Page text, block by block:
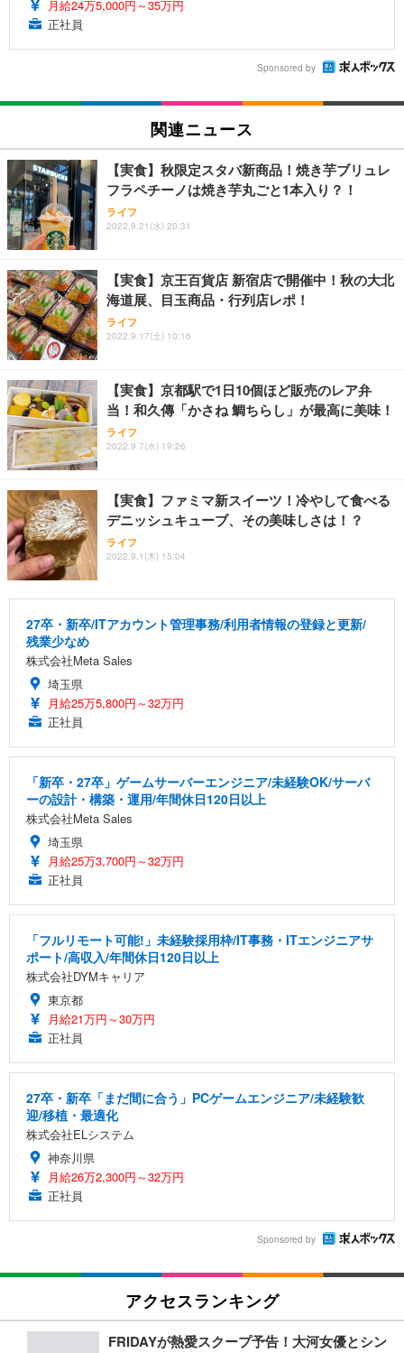
月給24万5,000円～35万円
正社員
Sponsored by
関連ニュース
【実食】秋限定スタバ新商品！焼き芋ブリュレ
フラペチーノは焼き芋丸ごと1本入り？！
ライフ
2022.9.21(水) 20:31
【実食】京王百貨店 新宿店で開催中！秋の大北
海道展、目玉商品・行列店レポ！
ライフ
2022.9.17(土) 10:16
【実食】京都駅で1日10個ほど販売のレア弁
当！和久傳「かさね 鯛ちらし」が最高に美味！
ライフ
2022.9.7(水) 19:26
【実食】ファミマ新スイーツ！冷やして食べる
デニッシュキューブ、その美味しさは！？
ライフ
2022.9.1(木) 15:04
27卒・新卒/ITアカウント管理事務/利用者情報の登録と更新/
残業少なめ
株式会社Meta Sales
埼玉県
月給25万5,800円～32万円
正社員
「新卒・27卒」ゲームサーバーエンジニア/未経験OK/サーバ
ーの設計・構築・運用/年間休日120日以上
株式会社Meta Sales
埼玉県
月給25万3,700円～32万円
正社員
「フルリモート可能!」未経験採用枠/IT事務・ITエンジニアサ
ポート/高収入/年間休日120日以上
株式会社DYMキャリア
東京都
月給21万円～30万円
正社員
27卒・新卒「まだ間に合う」PCゲームエンジニア/未経験歓
迎/移植・最適化
株式会社ELシステム
神奈川県
月給26万2,300円～32万円
正社員
Sponsored by
アクセスランキング
FRIDAYが熱愛スクープ予告！大河女優とシン